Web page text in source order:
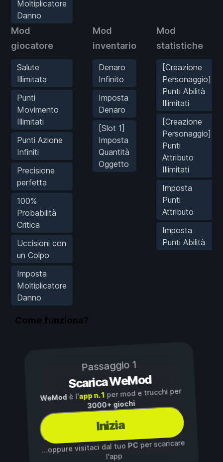
Moltiplicatore
Danno
Mod
giocatore
Salute
Illimitata
Punti
Movimento
Illimitati
Punti Azione
Infiniti
Precisione
perfetta
100%
Probabilità
Critica
Uccisioni con
un Colpo
Imposta
Moltiplicatore
Danno
Mod
inventario
Denaro
Infinito
Imposta
Denaro
[Slot 1]
Imposta
Quantità
Oggetto
Mod
statistiche
[Creazione
Personaggio]
Punti Abilità
Illimitati
[Creazione
Personaggio]
Punti
Attributo
Illimitati
Imposta
Punti
Attributo
Imposta
Punti Abilità
Come funziona?
Passaggio 1
Scarica WeMod
WeMod è l'app n. 1per mod e trucchi per
3000+ giochi
Inizia
...oppure visitaci dal tuoPC per scaricare
l'app